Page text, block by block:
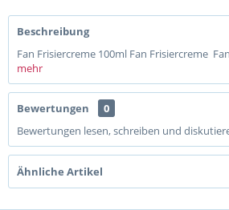
Beschreibung
Fan Frisiercreme 100ml Fan Frisiercreme
mehr
Bewertungen
0
Bewertungen lesen, schreiben und
Ähnliche Artikel